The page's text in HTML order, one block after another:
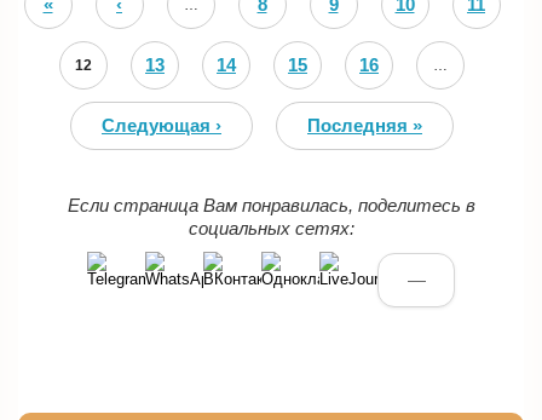
Первая Предыдущая
12 13 14 15 16
Следующая › Последняя »
Если страница Вам понравилась, поделитесь в
социальных сетях:
—